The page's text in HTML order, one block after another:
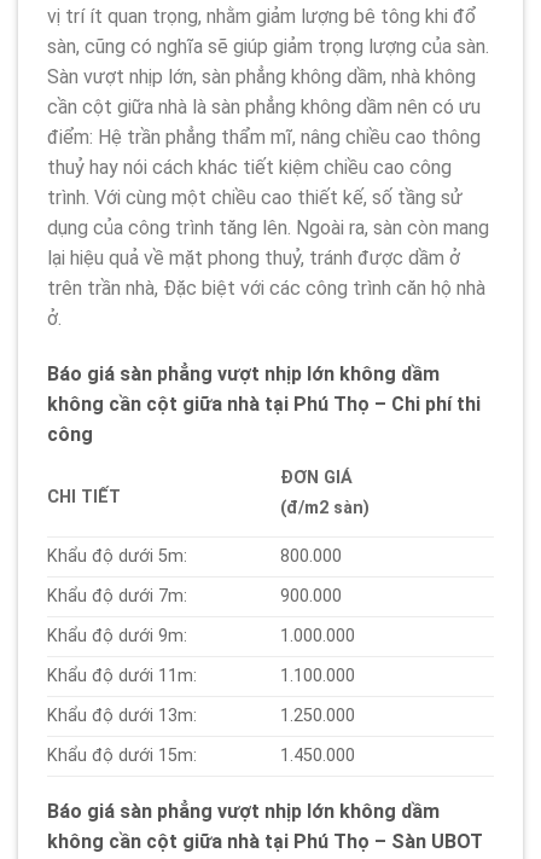
vị trí ít quan trọng, nhằm giảm lượng bê tông khi đổ
sàn, cũng có nghĩa sẽ giúp giảm trọng lượng của sàn.
Sàn vượt nhịp lớn, sàn phẳng không dầm, nhà không
cần cột giữa nhà là sàn phẳng không dầm nên có ưu
điểm: Hệ trần phẳng thẩm mĩ, nâng chiều cao thông
thuỷ hay nói cách khác tiết kiệm chiều cao công
trình. Với cùng một chiều cao thiết kế, số tầng sử
dụng của công trình tăng lên. Ngoài ra, sàn còn mang
lại hiệu quả về mặt phong thuỷ, tránh được dầm ở
trên trần nhà, Đặc biệt với các công trình căn hộ nhà
ở.
Báo giá sàn phẳng vượt nhịp lớn không dầm
không cần cột giữa nhà tại Phú Thọ – Chi phí thi
công
CHI TIẾT
ĐƠN GIÁ
(đ/m2 sàn)
Khẩu độ dưới 5m:
800.000
Khẩu độ dưới 7m:
900.000
Khẩu độ dưới 9m:
1.000.000
Khẩu độ dưới 11m:
1.100.000
Khẩu độ dưới 13m:
1.250.000
Khẩu độ dưới 15m:
1.450.000
Báo giá sàn phẳng vượt nhịp lớn không dầm
không cần cột giữa nhà tại Phú Thọ – Sàn UBOT